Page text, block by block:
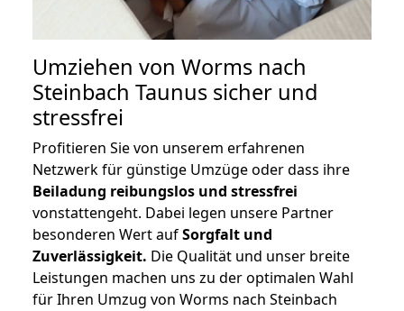
Umziehen von Worms nach
Steinbach Taunus sicher und
stressfrei
Profitieren Sie von unserem erfahrenen
Netzwerk für günstige Umzüge oder dass ihre
Beiladung reibungslos und stressfrei
vonstattengeht. Dabei legen unsere Partner
besonderen Wert aufSorgfalt und
Zuverlässigkeit. Die Qualität und unser breite
Leistungen machen uns zu der optimalen Wahl
für Ihren Umzug von Worms nach Steinbach